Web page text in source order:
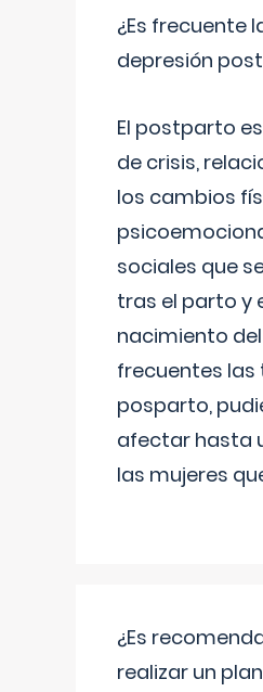
¿Es frecuente
depresión
El postparto
de crisis,
los cambios
sociales que
tras el parto y
nacimiento del
frecuentes las
posparto,
afectar hasta
las mujeres
¿Es
realizar un